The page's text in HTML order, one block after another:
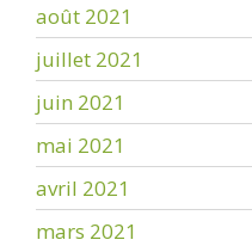
août 2021
juillet 2021
juin 2021
mai 2021
avril 2021
mars 2021